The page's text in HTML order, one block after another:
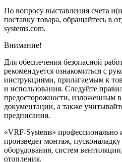
По вопросу выставления счета
поставку товара, обращайтесь в
systems.com.
Внимание!
Для обеспечения безопасной
рекомендуется ознакомиться с
инструкциями, прилагаемым к
и использования. Следуйте
предосторожности, изложенным
документации, а также
предписания.
«VRF-Systems» профессионально
произведет монтаж,
оборудования, систем
отопления.